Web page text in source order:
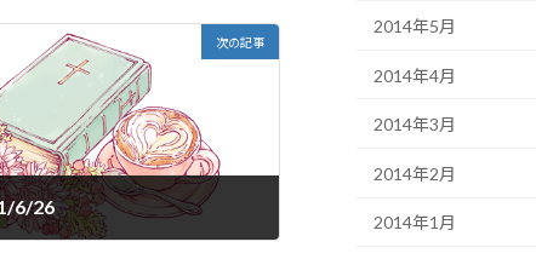
次の記事
6/26
2014年5月
2014年4月
2014年3月
2014年2月
2014年1月